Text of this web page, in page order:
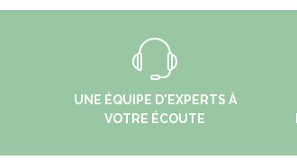
UNE ÉQUIPE D'EXPERTS À
VOTRE ÉCOUTE